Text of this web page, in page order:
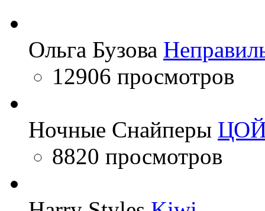
Ольга Бузова
12906 просмотров
Ночные Снайперы
8820 просмотров